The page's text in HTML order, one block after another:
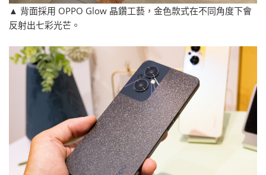
▲ 背面採用 OPPO Glow 晶鑽工藝，金色款式在不同角度下會
反射出七彩光芒。